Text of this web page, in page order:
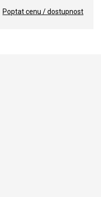
Poptat cenu / dostupnost